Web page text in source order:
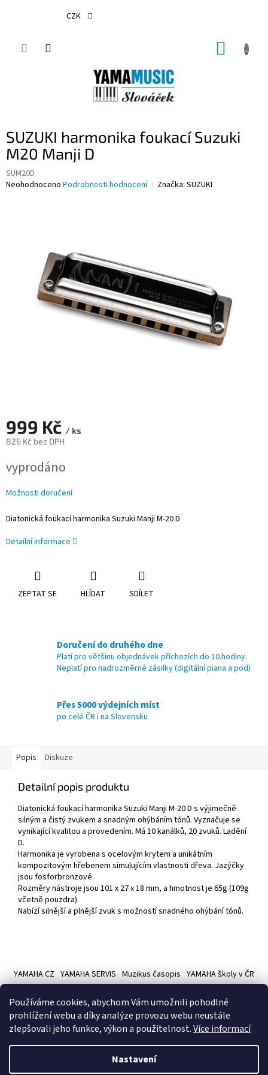
Používáme cookies, abychom Vám umožnili pohodlné
prohlížení webu a díky analýze provozu webu neustále
zlepšovali jeho funkce, výkon a použitelnost.Více informací
Nastavení
CZK
SUZUKI harmonika foukací Suzuki
M20 Manji D
SUM20D
Průměrné
Neohodnoceno Podrobnosti hodnocení Značka: SUZUKI
999 Kč / ks
826 Kč bez DPH
cena:
vyprodáno
Možnosti doručení
Diatonická foukací harmonika Suzuki Manji M-20 D
Detailní informace
ZEPTAT SE HLÍDAT SDÍLET
Doručení do druhého dne
Platí pro většinu objednávek příchozích do 10.hodiny.
Neplatí pro nadrozměrné zásilky (digitální piana a pod)
Přes 5000 výdejních míst
po celé ČR i na Slovensku
Popis Diskuze
Detailní popis produktu
Diatonická foukací harmonika Suzuki Manji M-20 D s výjimečně
silným a čistý zvukem a snadným ohýbáním tónů. Vyznačuje se
vynikající kvalitou a provedením. Má 10 kanálků, 20 zvuků. Ladění
D.
Harmonika je vyrobena s ocelovým krytem a unikátním
kompozitovým hřebenem simulujícím vlastnosti dřeva. Jazýčky
jsou fosforbronzové.
Rozměry nástroje jsou 101 x 27 x 18 mm, a hmotnost je 65g (109g
včetně pouzdra).
Nabízí silnější a plnější zvuk s možností snadného ohýbání tónů.
p
YAMAHA CZ YAMAHA SERVIS Muzikus časopis YAMAHA školy v ČR